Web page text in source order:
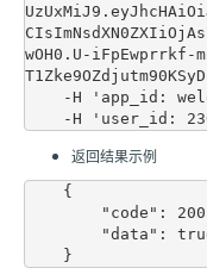
wOH0.U-iFpEwprrkf-
返回结果示例